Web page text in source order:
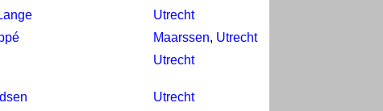
Utrecht
Maarssen, Utrecht
Utrecht
Utrecht